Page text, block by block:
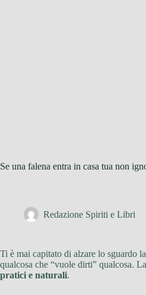
Se una falena entra in casa tua non
Redazione Spiriti e Libri
Ti è mai capitato di alzare lo sguardo
qualcosa che “vuole dirti” qualcosa.
pratici e naturali.